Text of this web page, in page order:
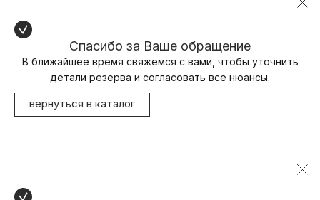
Спасибо за Ваше обращение
В ближайшее время свяжемся с вами, чтобы уточнить
детали резерва и согласовать все нюансы.
вернуться в каталог